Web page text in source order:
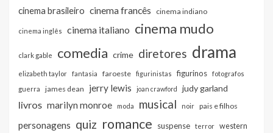
cinema brasileiro cinema francês cinema indiano
cinema inglês cinema italiano cinema mudo
clark gable comedia crime diretores drama
elizabeth taylor fantasia faroeste figurinistas figurinos
fotografos
guerra
james dean jerry lewis joan crawford judy garland
livros marilyn monroe moda musical noir pais e filhos
personagens quiz romance suspense terror western